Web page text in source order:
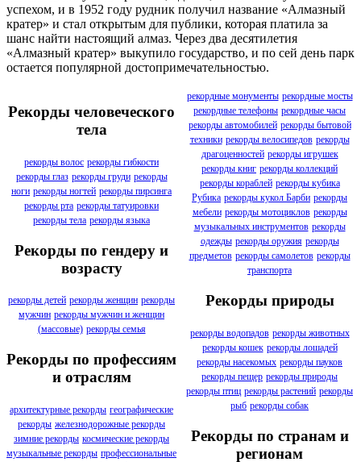
успехом, и в 1952 году рудник получил название «Алмазный
кратер» и стал открытым для публики, которая платила за
шанс найти настоящий алмаз. Через два десятилетия
«Алмазный кратер» выкупило государство, и по сей день парк
остается популярной достопримечательностью.
Рекорды человеческого
тела
рекорды волос рекорды гибкости
рекорды глаз рекорды груди рекорды
ноги рекорды ногтей рекорды пирсинга
рекорды рта рекорды татуировки
рекорды тела рекорды языка
Рекорды по гендеру и
возрасту
рекорды детей рекорды женщин рекорды
мужчин рекорды мужчин и женщин
(массовые) рекорды семья
Рекорды по профессиям
и отраслям
архитектурные рекорды географические
рекорды железнодорожные рекорды
зимние рекорды космические рекорды
музыкальные рекорды профессиональные
рекордные монументы рекордные мосты
рекордные телефоны рекордные часы
рекорды автомобилей рекорды бытовой
техники рекорды велосипедов рекорды
драгоценностей рекорды игрушек
рекорды книг рекорды коллекций
рекорды кораблей рекорды кубика
Рубика рекорды кукол Барби рекорды
мебели рекорды мотоциклов рекорды
музыкальных инструментов рекорды
одежды рекорды оружия рекорды
предметов рекорды самолетов рекорды
транспорта
Рекорды природы
рекорды водопадов рекорды животных
рекорды кошек рекорды лошадей
рекорды насекомых рекорды пауков
рекорды пещер рекорды природы
рекорды птиц рекорды растений рекорды
рыб рекорды собак
Рекорды по странам и
регионам